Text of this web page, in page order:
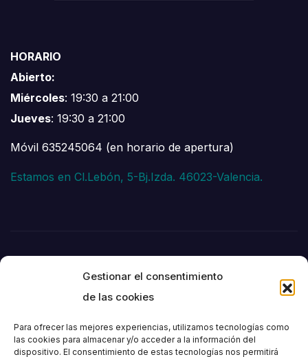
Gestionar el consentimiento
de las cookies
Para ofrecer las mejores experiencias, utilizamos tecnologías como
las cookies para almacenar y/o acceder a la información del
dispositivo. El consentimiento de estas tecnologías nos permitirá
HORARIO
Abierto:
Miércoles: 19:30 a 21:00
Jueves: 19:30 a 21:00
Móvil 635245064 (en horario de apertura)
Estamos en Cl.Lebón, 5-Bj.Izda. 46023-Valencia.